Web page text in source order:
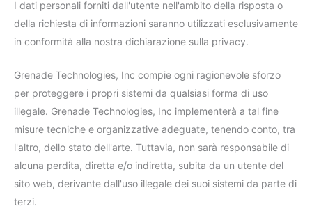
I dati personali forniti dall'utente nell'ambito della risposta o
della richiesta di informazioni saranno utilizzati esclusivamente
in conformità alla nostra dichiarazione sulla privacy.
Grenade Technologies, Inc compie ogni ragionevole sforzo
per proteggere i propri sistemi da qualsiasi forma di uso
illegale. Grenade Technologies, Inc implementerà a tal fine
misure tecniche e organizzative adeguate, tenendo conto, tra
l'altro, dello stato dell'arte. Tuttavia, non sarà responsabile di
alcuna perdita, diretta e/o indiretta, subita da un utente del
sito web, derivante dall'uso illegale dei suoi sistemi da parte di
terzi.